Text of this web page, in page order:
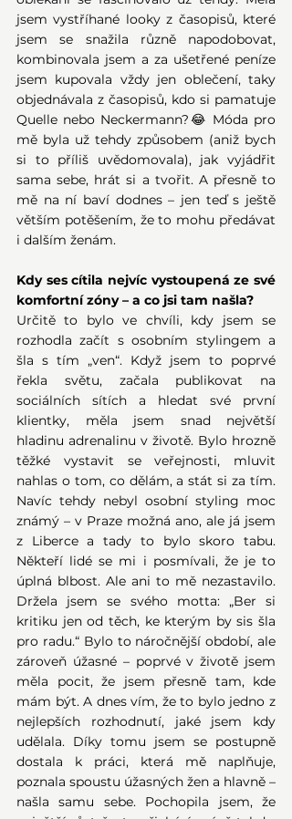
jsem vystříhané looky z časopisů, které
jsem se snažila různě napodobovat,
kombinovala jsem a za ušetřené peníze
jsem kupovala vždy jen oblečení, taky
objednávala z časopisů, kdo si pamatuje
Quelle nebo Neckermann?😂 Móda pro
mě byla už tehdy způsobem (aniž bych
si to příliš uvědomovala), jak vyjádřit
sama sebe, hrát si a tvořit. A přesně to
mě na ní baví dodnes – jen teď s ještě
větším potěšením, že to mohu předávat
i dalším ženám.
Kdy ses cítila nejvíc vystoupená ze své
komfortní zóny – a co jsi tam našla?
Určitě to bylo ve chvíli, kdy jsem se
rozhodla začít s osobním stylingem a
šla s tím „ven“. Když jsem to poprvé
řekla světu, začala publikovat na
sociálních sítích a hledat své první
klientky, měla jsem snad největší
hladinu adrenalinu v životě. Bylo hrozně
těžké vystavit se veřejnosti, mluvit
nahlas o tom, co dělám, a stát si za tím.
Navíc tehdy nebyl osobní styling moc
známý – v Praze možná ano, ale já jsem
z Liberce a tady to bylo skoro tabu.
Někteří lidé se mi i posmívali, že je to
úplná blbost. Ale ani to mě nezastavilo.
Držela jsem se svého motta: „Ber si
kritiku jen od těch, ke kterým by sis šla
pro radu.“ Bylo to náročnější období, ale
zároveň úžasné – poprvé v životě jsem
měla pocit, že jsem přesně tam, kde
mám být. A dnes vím, že to bylo jedno z
nejlepších rozhodnutí, jaké jsem kdy
udělala. Díky tomu jsem se postupně
dostala k práci, která mě naplňuje,
poznala spoustu úžasných žen a hlavně –
našla samu sebe. Pochopila jsem, že